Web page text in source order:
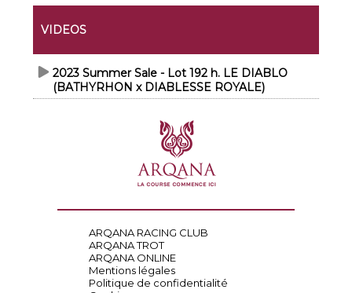
VIDEOS
2023 Summer Sale - Lot 192 h. LE DIABLO
(BATHYRHON x DIABLESSE ROYALE)
ARQANA RACING CLUB
ARQANA TROT
ARQANA ONLINE
Mentions légales
Politique de confidentialité